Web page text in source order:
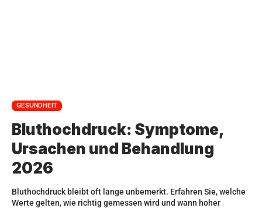
GESUNDHEIT
Bluthochdruck: Symptome,
Ursachen und Behandlung
2026
Bluthochdruck bleibt oft lange unbemerkt. Erfahren Sie, welche
Werte gelten, wie richtig gemessen wird und wann hoher